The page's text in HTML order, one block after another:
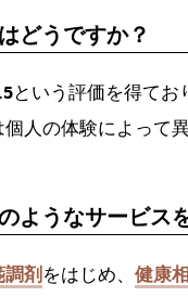
どうですか？
という評価を得て
個人の体験によっ
ようなサービス
剤 をはじめ、 健康